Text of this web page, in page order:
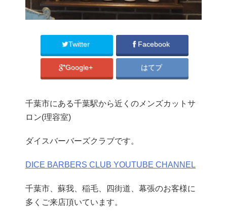
Twitter Facebook
Google+ はてブ
千葉市にある千葉駅から近くのメンズカットサ
ロン(理容室)
ダイスバーバーズクラブです。
DICE BARBERS CLUB YOUTUBE CHANNEL
千葉市、蘇我、稲毛、四街道、幕張のお客様に
多くご来店頂いています。